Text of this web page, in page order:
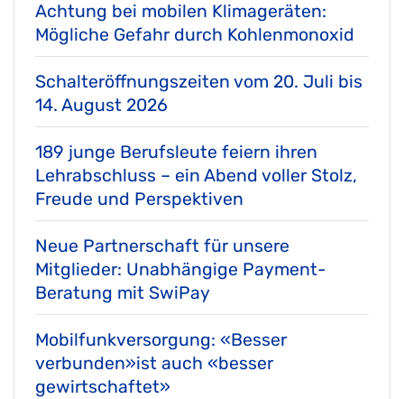
Achtung bei mobilen Klimageräten:
Mögliche Gefahr durch Kohlenmonoxid
Schalteröffnungszeiten vom 20. Juli bis
14. August 2026
189 junge Berufsleute feiern ihren
Lehrabschluss – ein Abend voller Stolz,
Freude und Perspektiven
Neue Partnerschaft für unsere
Mitglieder: Unabhängige Payment-
Beratung mit SwiPay
Mobilfunkversorgung: «Besser
verbunden»ist auch «besser
gewirtschaftet»